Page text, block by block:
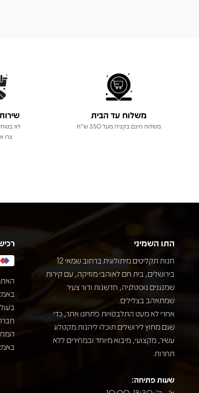
משלוח עד הבית
משלוח חינם בקניה מעל 350 ש"ח
לא
צרו
התו השמיני
חנות תקליטים מיתולוגית ברחוב שמאי 12
בירושלים, בית חם לאוהבי מוזיקה, עם קירות
שמנגנים נוסטלגיה, חדשנות ודור צעיר
שמתאהב בצלילים.
אחרי לא מעט התלבטויות פתחנו אתר, כדי
שגם מחוץ לירושלים תוכלו ליהנות מקטלוג
עשיר, מקצועי, מיבוא מיוחד ובמחירים ללא
תחרות.
שעות פתיחה: